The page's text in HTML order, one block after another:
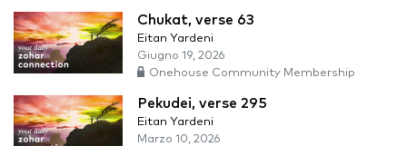
Chukat, verse 63
Eitan Yardeni
Giugno 19, 2026
Onehouse Community Membership
Pekudei, verse 295
Eitan Yardeni
Marzo 10, 2026